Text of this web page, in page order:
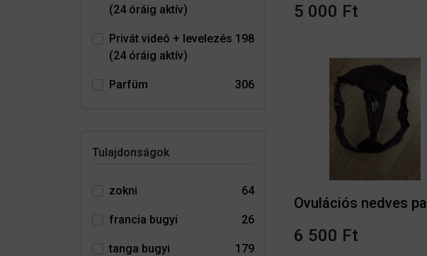
(24 óráig aktív)
Privát videó + levelezés
(24 óráig aktív)
198
Parfüm 306
Tulajdonságok
zokni 64
francia bugyi 26
tanga bugyi 179
5 000 Ft
6 500 Ft